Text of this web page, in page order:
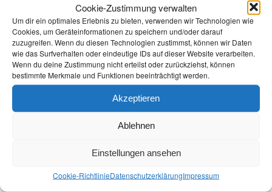
Cookie-Zustimmung verwalten
Um dir ein optimales Erlebnis zu bieten, verwenden wir Technologien wie
Cookies, um Geräteinformationen zu speichern und/oder darauf
zuzugreifen. Wenn du diesen Technologien zustimmst, können wir Daten
wie das Surfverhalten oder eindeutige IDs auf dieser Website verarbeiten.
Wenn du deine Zustimmung nicht erteilst oder zurückziehst, können
bestimmte Merkmale und Funktionen beeinträchtigt werden.
Akzeptieren
Ablehnen
Einstellungen ansehen
Cookie-RichtlinieDatenschutz­erklärungImpressum
LINKES(108)
NSU (29)
Religion & Dialog(35)
Sicherheit(98)
Startseite /Polizeiliches Sportschießen